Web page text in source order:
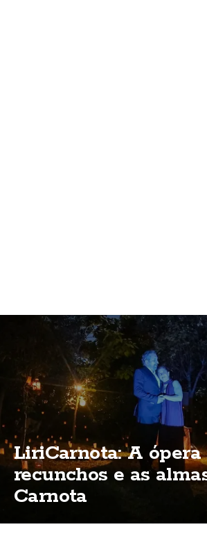
LiriCarnota: A ópera
recunchos e as
Carnota